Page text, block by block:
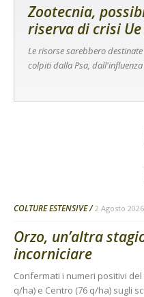
Zootecnia,
riserva di crisi
Le risorse sarebbero
colpiti dalla Psa,
COLTURE ESTENSIVE 2 Agosto 2026
Orzo, un’altra
incorniciare
Confermati i numeri positivi
q/ha) e Centro (76 q/ha) sugli